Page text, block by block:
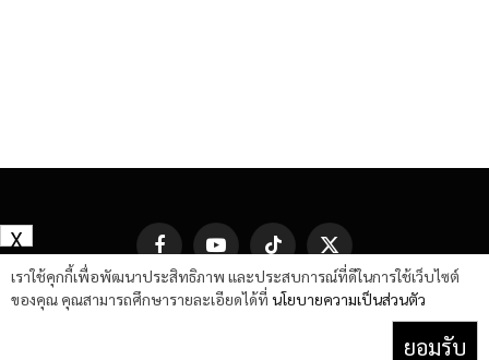
FacebookYouTube TikTok
X
(Twitter)
เราใช้คุกกี้เพื่อพัฒนาประสิทธิภาพ และประสบการณ์ที่ดีในการใช้เว็บไซต์
ของคุณ คุณสามารถศึกษารายละเอียดได้ที่ นโยบายความเป็นส่วนตัว
ยอมรับ
X